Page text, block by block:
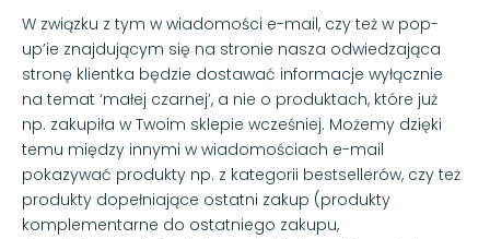
W związku z tym w wiadomości e-mail, czy też w pop-
up’ie znajdującym się na stronie nasza odwiedzająca
stronę klientka będzie dostawać informacje wyłącznie
na temat ‘małej czarnej’, a nie o produktach, które już
np. zakupiła w Twoim sklepie wcześniej. Możemy dzięki
temu między innymi w wiadomościach e-mail
pokazywać produkty np. z kategorii bestsellerów, czy też
produkty dopełniające ostatni zakup (produkty
komplementarne do ostatniego zakupu,